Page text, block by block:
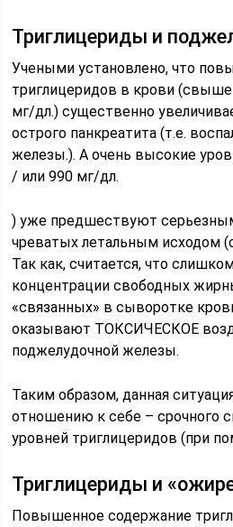
Триглицериды и
Учеными установлено, что
триглицеридов в крови
мг/дл.) существенно
острого панкреатита (т.е.
железы.). А очень высокие
/ или 990 мг/дл.
) уже предшествуют
чреватых летальным исходом
Так как, считается, что
концентрации свободных
«связанных» в сыворотке
оказывают ТОКСИЧЕСКОЕ
поджелудочной железы.
Таким образом, данная
отношению к себе – срочного
уровней триглицеридов (при
Триглицериды и
Повышенное содержание